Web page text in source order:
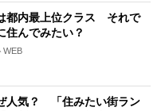
都内最上位クラス それで
住んでみたい？
WEB
人気？ 「住みたい街ラン